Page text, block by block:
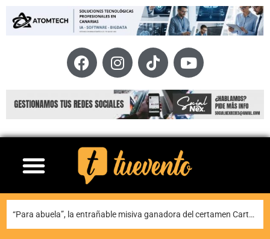
Teguise honra a Nuestra Señora de Las Nieves en la tradicional misa en la ermita